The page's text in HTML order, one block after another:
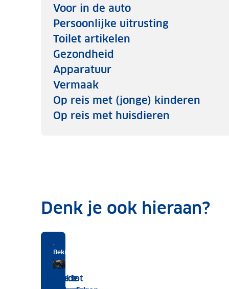
Voor in de auto
Persoonlijke uitrusting
Toilet artikelen
Gezondheid
Apparatuur
Vermaak
Op reis met (jonge) kinderen
Op reis met huisdieren
Denk je ook hieraan?
Download de gratis app
Van tol tot
Bekijk
de
aanvullende
Zorgeloos op vakantie met ANWB
Ook online verkrijgbaar
Bestel de
Bekijk per land
Ga goed